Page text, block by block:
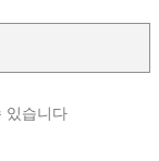
있습니다